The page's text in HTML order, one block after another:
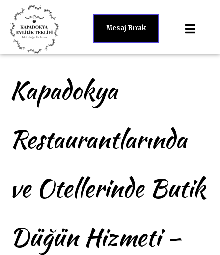
Mesaj Bırak
Kapadokya
Restaurantlarında
ve Otellerinde Butik
Düğün Hizmeti –